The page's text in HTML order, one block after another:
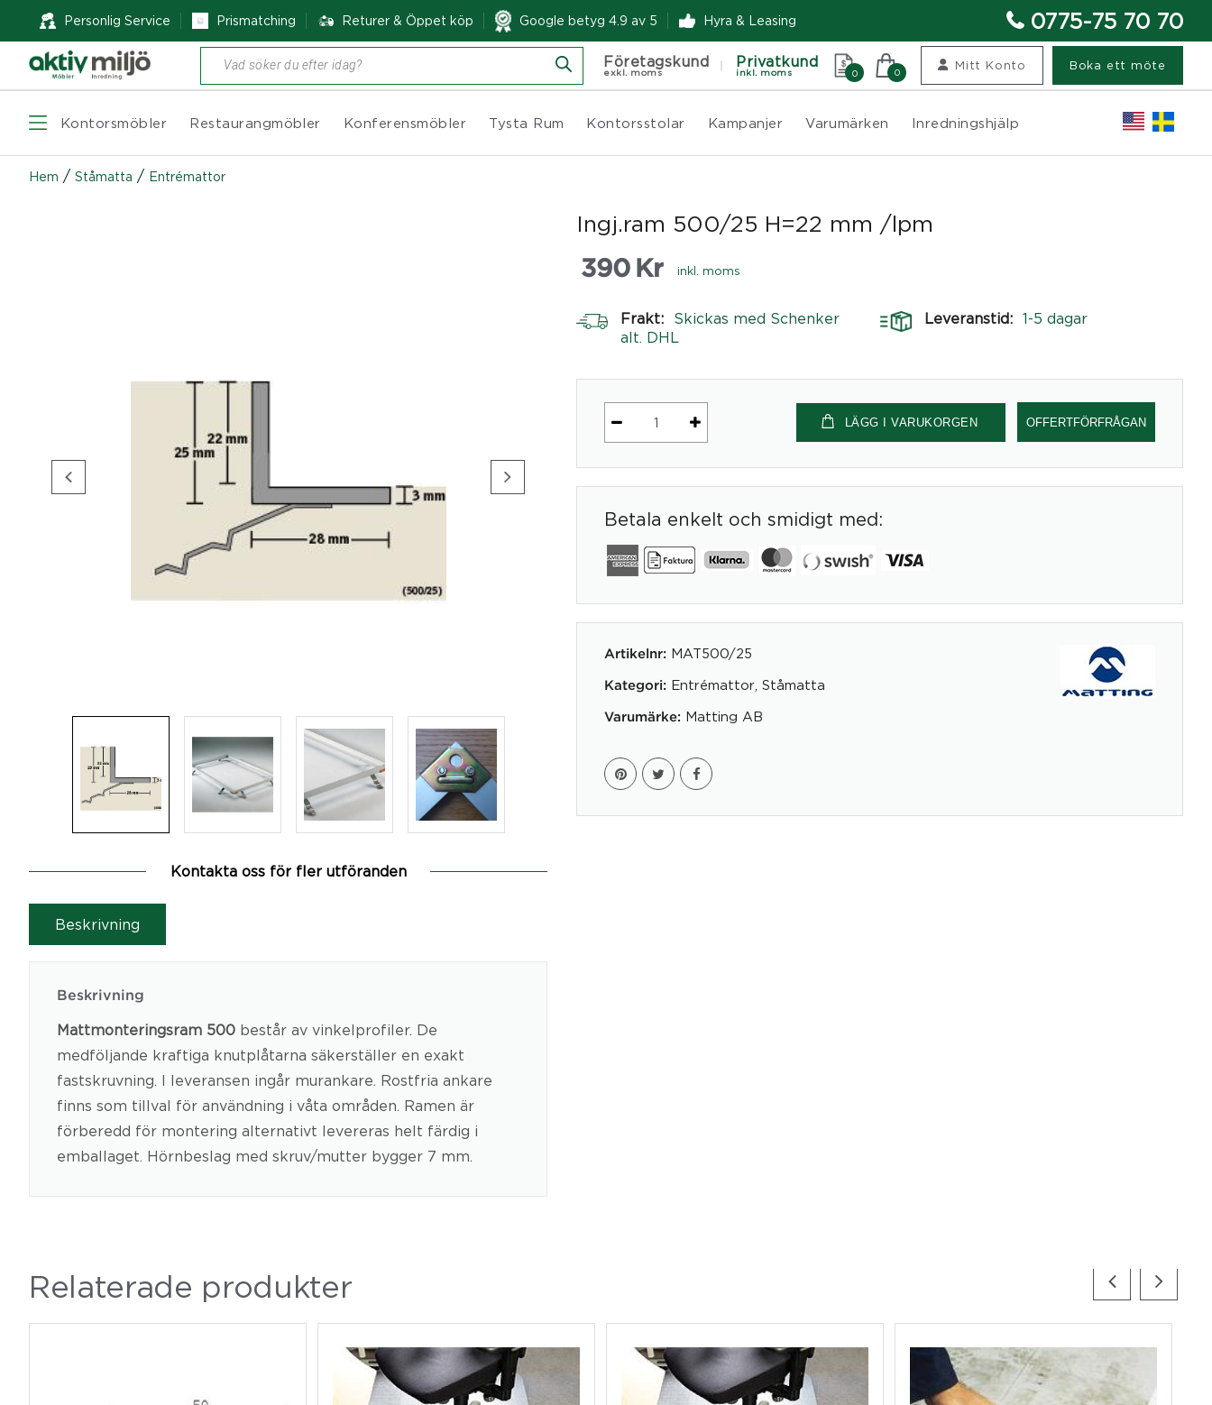
Personlig Service Prismatching Returer & Öppet köp Google betyg 4.9 av 5 Hyra & Leasing 0775-75 70 70
Produktsökning Företagskund
exkl. moms
Privatkund
inkl. moms 0 0
Mitt Konto Boka ett möte
Kontorsmöbler Restaurangmöbler Konferensmöbler Tysta Rum Kontorsstolar Kampanjer Varumärken Inredningshjälp
Hem / Ståmatta / Entrémattor
Kontakta oss för fler utföranden
Beskrivning
Beskrivning
Mattmonteringsram 500 består av vinkelprofiler. De
medföljande kraftiga knutplåtarna säkerställer en exakt
fastskruvning. I leveransen ingår murankare. Rostfria ankare
finns som tillval för användning i våta områden. Ramen är
förberedd för montering alternativt levereras helt färdig i
emballaget. Hörnbeslag med skruv/mutter bygger 7 mm.
Ingj.ram 500/25 H=22 mm /lpm
390 Kr inkl. moms
Frakt:
Skickas med Schenker
alt. DHL
Leveranstid: 1-5 dagar
Ingj.ram
/lpm
LÄGG I VARUKORGEN OFFERTFÖRFRÅGAN
Betala enkelt och smidigt med:
Artikelnr: MAT500/25
Kategori: Entrémattor Ståmatta
Varumärke: Matting AB
Relaterade produkter